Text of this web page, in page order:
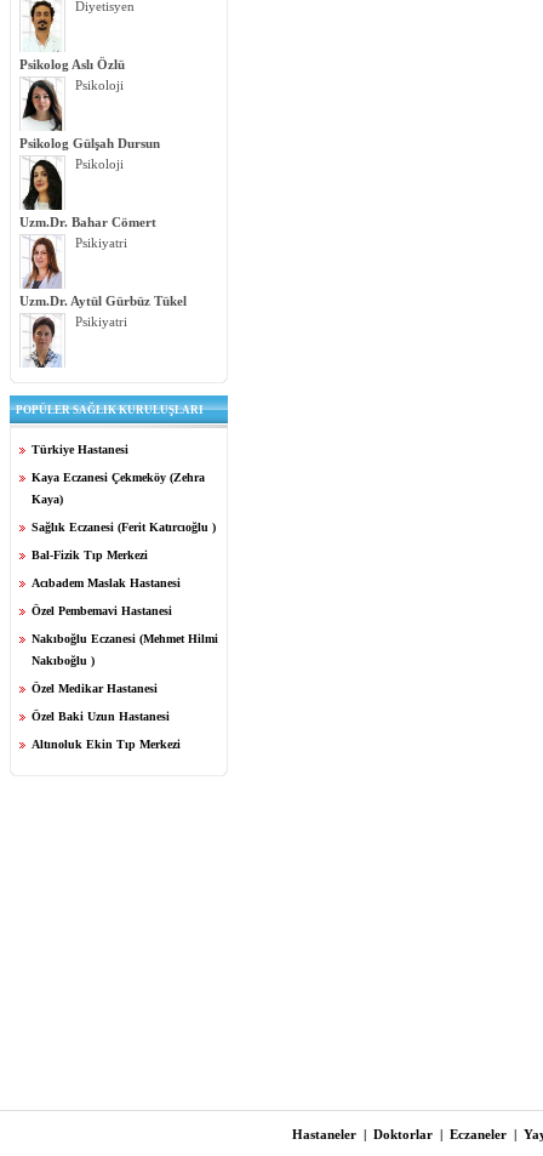
Diyetisyen
Psikolog Aslı Özlü
Psikoloji
Psikolog Gülşah Dursun
Psikoloji
Uzm.Dr. Bahar Cömert
Psikiyatri
Uzm.Dr. Aytül Gürbüz Tükel
Psikiyatri
POPÜLER SAĞLIK KURULUŞLARI
Türkiye Hastanesi
Kaya Eczanesi Çekmeköy (Zehra
Kaya)
Sağlık Eczanesi (Ferit Katırcıoğlu )
Bal-Fizik Tıp Merkezi
Acıbadem Maslak Hastanesi
Özel Pembemavi Hastanesi
Nakıboğlu Eczanesi (Mehmet Hilmi
Nakıboğlu )
Özel Medikar Hastanesi
Özel Baki Uzun Hastanesi
Altınoluk Ekin Tıp Merkezi
Hastaneler | Doktorlar | Eczaneler |